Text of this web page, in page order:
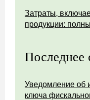
Затраты,
продукции:
Последнее
Уведомление об
ключа